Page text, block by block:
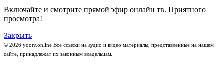
Включайте и смотрите прямой эфир онлайн тв. Приятного
просмотра!
Закрыть
© 2026 yootv.online Все ссылки на аудио и видео материалы, представленные на нашем
сайте, принадлежат их законным владельцам.